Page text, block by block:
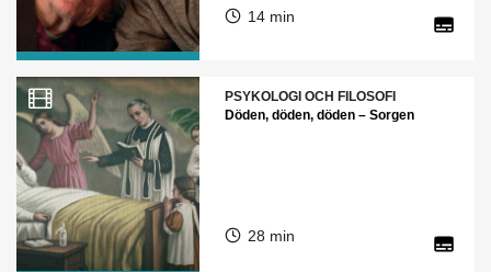
14 min
PSYKOLOGI OCH FILOSOFI
Döden, döden, döden – Sorgen
28 min